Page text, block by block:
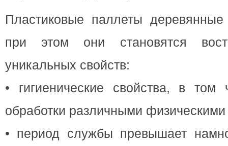
Пластиковые паллеты
при этом они становятся
уникальных свойств:
• гигиенические свойства, в том
обработки различными
• период службы превышает